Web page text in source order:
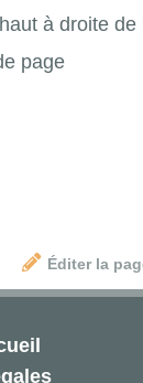
à droite de
page
Éditer la